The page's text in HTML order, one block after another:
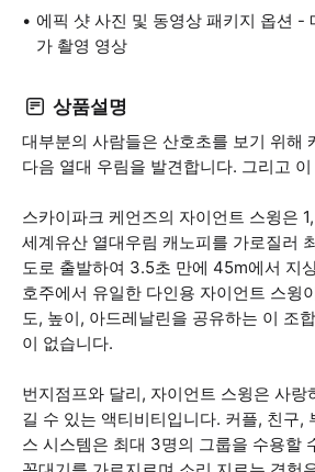
에픽 샷 사진 및 동영상 패키지 옵션 -
가 촬영 영상
상품설명
대부분의 사람들은 산호초를 보기 위해
다음 열대 우림을 발견합니다. 그리고
스카이파크 케언즈의 자이언트 스윙은
세계유산 열대우림 캐노피를 가로질러
도로 출발하여 3.5초 만에 45m에서 지
호주에서 유일한 다인용 자이언트 스윙
도, 높이, 아드레날린을 공유하는 이 조
이 없습니다.
번지점프와 달리, 자이언트 스윙은 사랑
길 수 있는 액티비티입니다. 커플, 친구,
스 시스템은 최대 3명의 그룹을 수용할